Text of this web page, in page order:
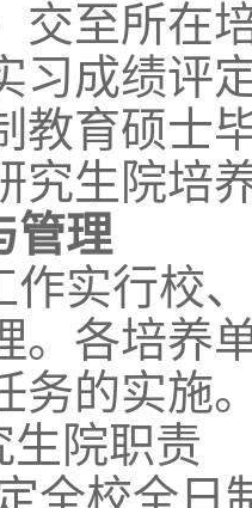
交至所在
习成绩评
教育硕士
究生院培
管理
作实行校
。各培养
务的实施
生院职责